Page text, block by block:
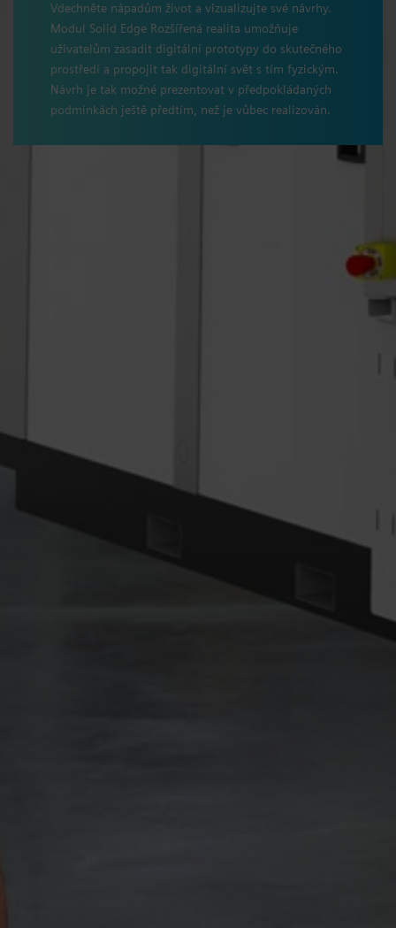
Vdechněte nápadům život a vizualizujte své návrhy.
Modul Solid Edge Rozšířená realita umožňuje
uživatelům zasadit digitální prototypy do skutečného
prostředí a propojit tak digitální svět s tím fyzickým.
Návrh je tak možné prezentovat v předpokládaných
podmínkách ještě předtím, než je vůbec realizován.